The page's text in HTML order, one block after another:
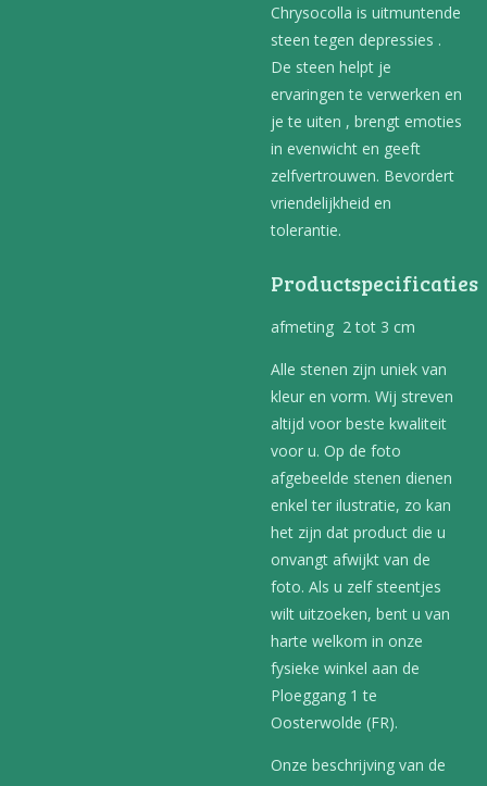
Chrysocolla is uitmuntende
steen tegen depressies .
De steen helpt je
ervaringen te verwerken en
je te uiten , brengt emoties
in evenwicht en geeft
zelfvertrouwen. Bevordert
vriendelijkheid en
tolerantie.
Productspecificaties
afmeting 2 tot 3 cm
Alle stenen zijn uniek van
kleur en vorm. Wij streven
altijd voor beste kwaliteit
voor u. Op de foto
afgebeelde stenen dienen
enkel ter ilustratie, zo kan
het zijn dat product die u
onvangt afwijkt van de
foto. Als u zelf steentjes
wilt uitzoeken, bent u van
harte welkom in onze
fysieke winkel aan de
Ploeggang 1 te
Oosterwolde (FR).
Onze beschrijving van de